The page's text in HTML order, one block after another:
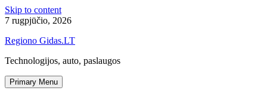
Skip to content
7 rugpjūčio, 2026
Regiono Gidas.LT
Technologijos, auto, paslaugos
Primary Menu